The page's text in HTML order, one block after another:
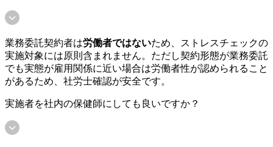
業務委託契約者は労働者ではないため、ストレスチェックの
実施対象には原則含まれません。ただし契約形態が業務委託
でも実態が雇用関係に近い場合は労働者性が認められること
があるため、社労士確認が安全です。
実施者を社内の保健師にしても良いですか？